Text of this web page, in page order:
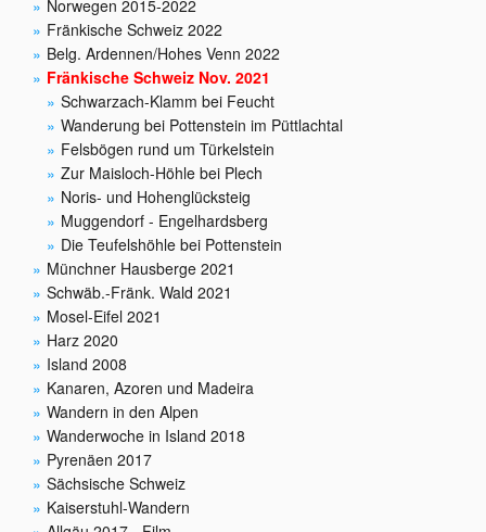
Norwegen 2015-2022
Fränkische Schweiz 2022
Belg. Ardennen/Hohes Venn 2022
Fränkische Schweiz Nov. 2021
Schwarzach-Klamm bei Feucht
Wanderung bei Pottenstein im Püttlachtal
Felsbögen rund um Türkelstein
Zur Maisloch-Höhle bei Plech
Noris- und Hohenglücksteig
Muggendorf - Engelhardsberg
Die Teufelshöhle bei Pottenstein
Münchner Hausberge 2021
Schwäb.-Fränk. Wald 2021
Mosel-Eifel 2021
Harz 2020
Island 2008
Kanaren, Azoren und Madeira
Wandern in den Alpen
Wanderwoche in Island 2018
Pyrenäen 2017
Sächsische Schweiz
Kaiserstuhl-Wandern